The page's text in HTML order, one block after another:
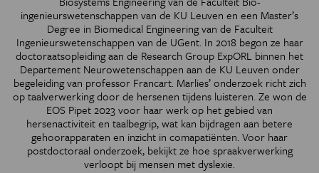
ingenieurswetenschappen van de KU Leuven en een Master’s
Degree in Biomedical Engineering van de Faculteit
Ingenieurswetenschappen van de UGent. In 2018 begon ze haar
doctoraatsopleiding aan de Research Group ExpORL binnen het
Departement Neurowetenschappen aan de KU Leuven onder
begeleiding van professor Francart. Marlies’ onderzoek richt zich
op taalverwerking door de hersenen tijdens luisteren. Ze won de
EOS Pipet 2023 voor haar werk op het gebied van
hersenactiviteit en taalbegrip, wat kan bijdragen aan betere
gehoorapparaten en inzicht in comapatiënten. Voor haar
postdoctoraal onderzoek, bekijkt ze hoe spraakverwerking
verloopt bij mensen met dyslexie.